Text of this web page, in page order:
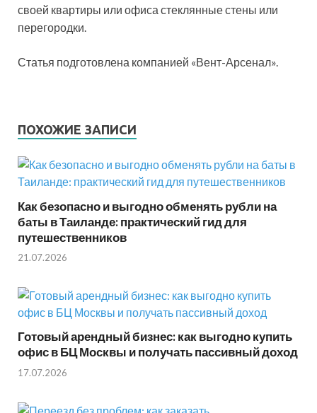
своей квартиры или офиса стеклянные стены или
перегородки.
Статья подготовлена компанией «Вент-Арсенал».
ПОХОЖИЕ ЗАПИСИ
Как безопасно и выгодно обменять рубли на
баты в Таиланде: практический гид для
путешественников
21.07.2026
Готовый арендный бизнес: как выгодно купить
офис в БЦ Москвы и получать пассивный доход
17.07.2026